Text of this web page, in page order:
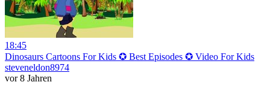
18:45
Dinosaurs Cartoons For Kids ✪ Best Episodes ✪ Video For Kids
steveneldon8974
vor 8 Jahren